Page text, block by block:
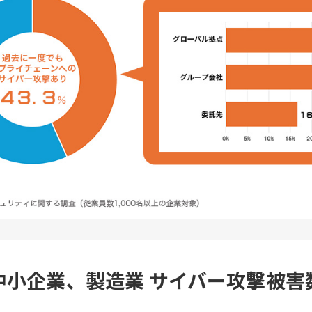
小企業、製造業 サイバー攻撃被害